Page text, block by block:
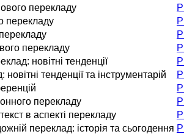
перекладу
перекладу
перекладу
новітні тенденції
тенденції та інструментарій
перекладу
в аспекті перекладу
переклад: історія та сьогодення